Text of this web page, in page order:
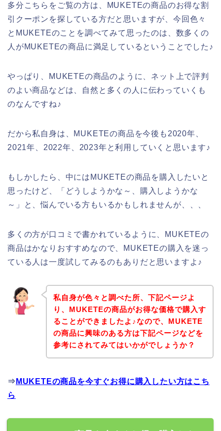
多分こちらをご覧の方は、MUKETEの商品のお得な割
引クーポンを探している方だと思いますが、今回色々
とMUKETEのことを調べてみて思ったのは、数多くの
人がMUKETEの商品に満足しているということでした♪
やっぱり、MUKETEの商品のように、ネット上で評判
のよい商品などは、自然と多くの人に伝わっていくも
のなんですね♪
だから私自身は、MUKETEの商品を今後も2020年、
2021年、2022年、2023年と利用していくと思います♪
もしかしたら、中にはMUKETEの商品を購入したいと
思ったけど、「どうしようかな～、購入しようかな
～」と、悩んでいる方もいるかもしれませんが、、、
多くの方が口コミで書かれているように、MUKETEの
商品はかなりおすすめなので、MUKETEの購入を迷っ
ている人は一度試してみるのもありだと思いますよ♪
私自身が色々と調べた所、下記ページよ
り、MUKETEの商品がお得な価格で購入す
ることができましたよ♪なので、MUKETE
の商品に興味のある方は下記ページなどを
参考にされてみてはいかがでしょうか？
⇒ MUKETEの商品を今すぐお得に購入したい方はこち
ら